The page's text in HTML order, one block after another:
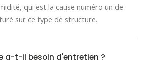
qui est la cause numéro un de
sur ce type de structure.
a-t-il besoin d'entretien ?